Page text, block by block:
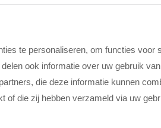
te personaliseren, om functies voor
ook informatie over uw gebruik
die deze informatie kunnen
of die zij hebben verzameld via uw